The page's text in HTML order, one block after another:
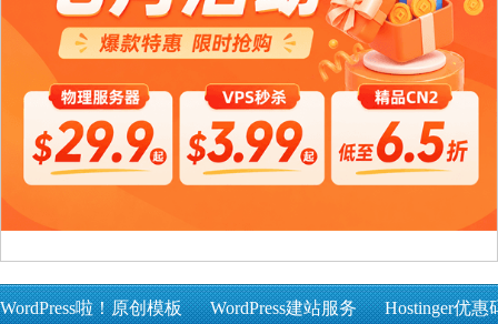
WordPress啦！原创模板 WordPress建站服务 Hostinger优惠